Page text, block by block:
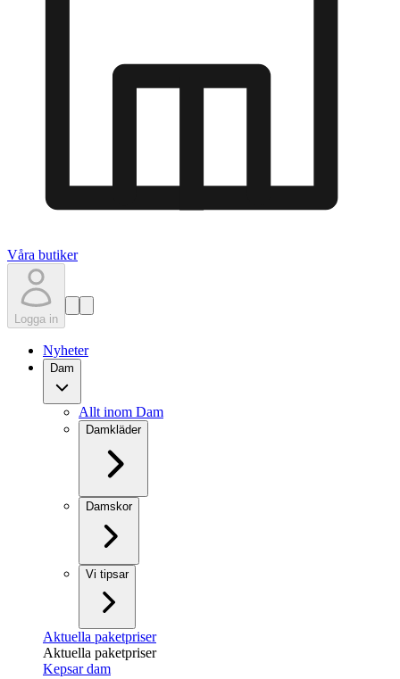
Våra butiker
Logga in
Nyheter
Dam
Allt inom Dam
Damkläder
Damskor
Vi tipsar
Aktuella paketpriser
Aktuella paketpriser
Kepsar dam